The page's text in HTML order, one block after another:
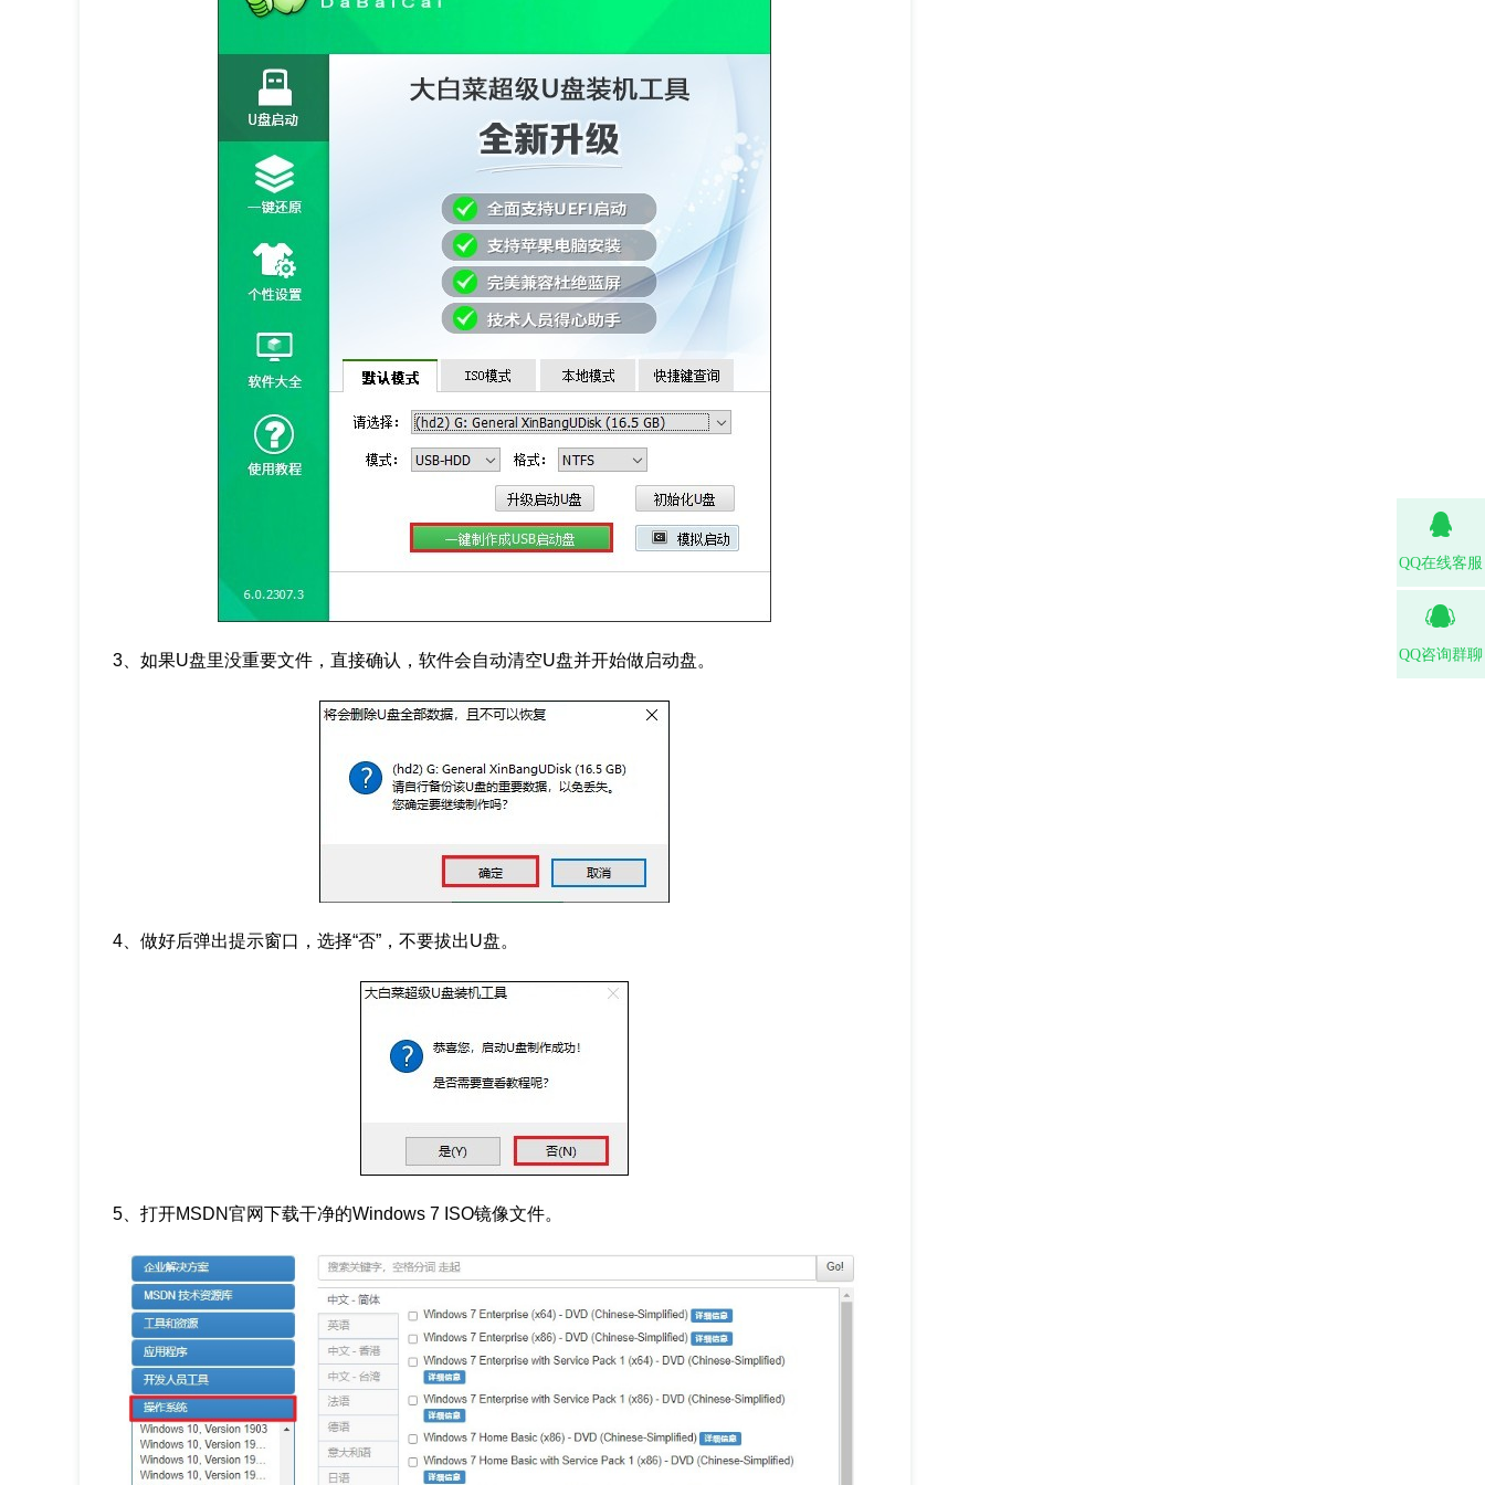
3、如果U盘里没重要文件，直接确认，软件会自动清空U盘并开始做启动盘。
4、做好后弹出提示窗口，选择“否”，不要拔出U盘。
5、打开MSDN官网下载干净的Windows 7 ISO镜像文件。
QQ在线客服
QQ咨询群聊